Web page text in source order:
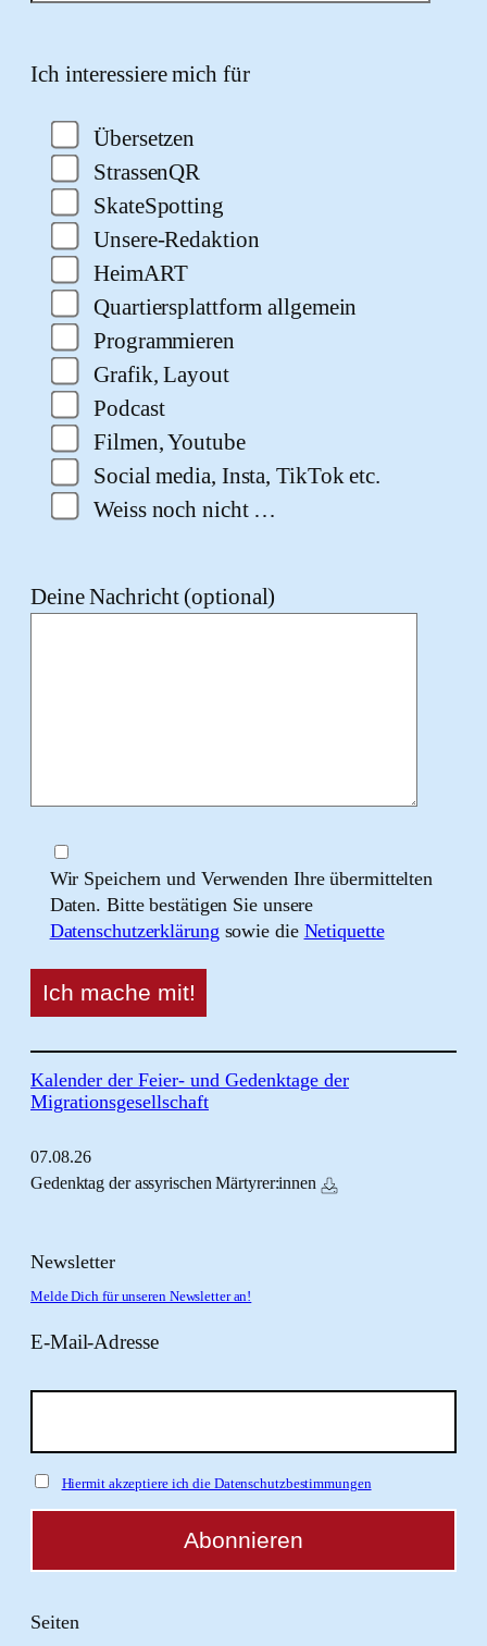
Ich interessiere mich für
Übersetzen
StrassenQR
SkateSpotting
Unsere-Redaktion
HeimART
Quartiersplattform allgemein
Programmieren
Grafik, Layout
Podcast
Filmen, Youtube
Social media, Insta, TikTok etc.
Weiss noch nicht …
Deine Nachricht (optional)
Wir Speichern und Verwenden Ihre übermittelten
Daten. Bitte bestätigen Sie unsere
Datenschutzerklärung sowie die Netiquette
Kalender der Feier- und Gedenktage der
Migrationsgesellschaft
07.08.26
Gedenktag der assyrischen Märtyrer:innen
Newsletter
Melde Dich für unseren Newsletter an!
E-Mail-Adresse
Hiermit akzeptiere ich die Datenschutzbestimmungen
Seiten